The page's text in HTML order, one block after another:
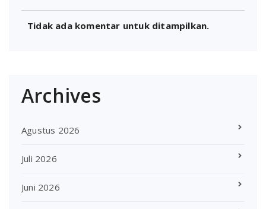
Tidak ada komentar untuk ditampilkan.
Archives
Agustus 2026
Juli 2026
Juni 2026